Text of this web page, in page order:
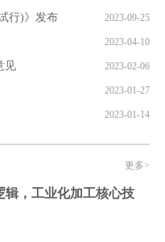
行)》发布 2023-09-25
2023-04-10
见 2023-02-06
2023-01-27
2023-01-14
更多>
辑，工业化加工核心技